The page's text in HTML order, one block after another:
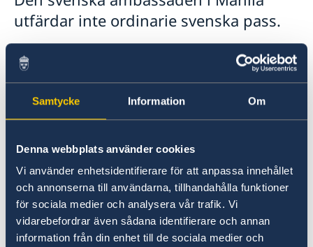
Samtycke Information Om
Denna webbplats använder cookies
Vi använder enhetsidentifierare för att anpassa innehållet
och annonserna till användarna, tillhandahålla funktioner
för sociala medier och analysera vår trafik. Vi
vidarebefordrar även sådana identifierare och annan
information från din enhet till de sociala medier och
Akut hjälp i Filippinerna
Avgifter i Filippinerna
Gifta sig i Filippinerna
Levnadsintyg i Filippinerna
Pass i Filippinerna
Förlust av pass
Förnyelse av pass
Samordningsnummer
Handlingar som krävs och tidsbokning
Översättningar
Honorärkonsulatet i Cebu
Aktuella händelser
In- och utresebestämmelser
Allmänna säkerhetsläget
Terrorism
utfärdar inte ordinarie svenska pass.
Ansökan om ordinarie svenskt pass kan göras
vid annan svensk ambassad i regionen,
exempelvissvenska ambassaden i Bangkok,
svenska ambassaden i Singapore
generalkonsulatet i Hong Kong. Ambassaden
kan däremot utfärda provisoriska pass.
I samband med ansökan kan du begära att få
hämta ditt pass vid Sveriges ambassad i
Manila.